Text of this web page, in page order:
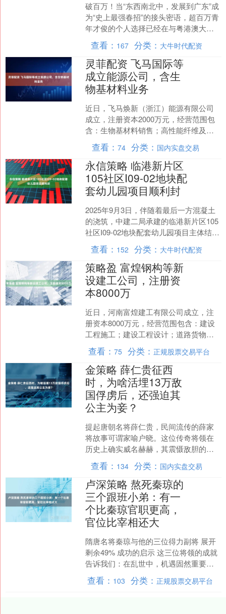
破百万！当“东西南北中，发展到广东”成
为“史上最强春招”的接头密语，超百万青
年才俊的个人选择已经在与粤港澳大湾
区的大未来遥相呼应。据南都N视频报
道，截至今年7月....
查看： 167 分类： 大牛时代配资
灵菲配资 飞马国际等
成立能源公司，含生
物基材料业务
近日，飞马焕新（浙江）能源有限公司
成立，注册资本2000万元，经营范围包
含：生物基材料销售；高性能纤维及复
合材料销售；合成纤维销售；有色金属
合金销售等。企查查股....
查看：74 分类： 国内实盘交易
永信策略 临港新片区
105社区I09-02地块配
套幼儿园项目顺利封
2025年9月3日，伴随着最后一方混凝土
的浇筑，中建二局承建的临港新片区105
社区I09-02地块配套幼儿园项目主体结构
顺利封顶。项目团队以专业匠心与高效
执行力....
查看： 152 分类： 大牛时代配资
策略盈 富煌钢构等新
设建工公司，注册资
本8000万
近日，河南富煌建工有限公司成立，注
册资本8000万元，经营范围包含：建设
工程施工；建设工程设计；道路货物运
输（不含危险货物）等。企查查股权穿
透显示，该公司由富煌....
查看：75 分类： 正规股票交易平台
金策略 薛仁贵征西
时，为啥活埋13万敌
国俘虏后，还强迫其
公主为妾？
提起唐朝名将薛仁贵，民间流传的薛家
将故事可谓家喻户晓。这位传奇将领在
历史上确实威名赫赫，其震慑敌胆的手
段更是令人叹为观止。今天，我们就来
聊聊这位传奇将领的几段故....
查看： 134 分类： 国内实盘交易
卢深策略 熬死秦琼的
三个跟班小弟：有一
个比秦琼官职更高，
官位比宰相还大
隋唐名将秦琼与他的三位得力副将 展开
剩余49% 成功的启示 这三位将领的成就
告诉我们：在乱世中，机遇固然重要，
但个人的坚持与努力更为关键。正是因
为他们始终保持坚....
查看： 103 分类： 正规股票交易平台